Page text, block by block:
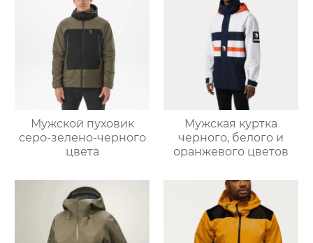
Мужской пуховик
серо-зелено-черного
цвета
Мужская куртка
черного, белого и
оранжевого цветов